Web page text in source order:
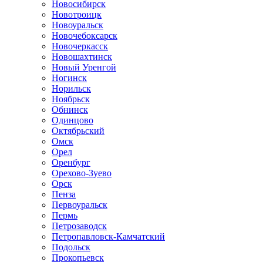
Новосибирск
Новотроицк
Новоуральск
Новочебоксарск
Новочеркасск
Новошахтинск
Новый Уренгой
Ногинск
Норильск
Ноябрьск
Обнинск
Одинцово
Октябрьский
Омск
Орел
Оренбург
Орехово-Зуево
Орск
Пенза
Первоуральск
Пермь
Петрозаводск
Петропавловск-Камчатский
Подольск
Прокопьевск